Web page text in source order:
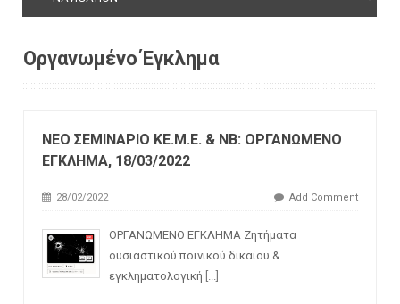
Οργανωμένο Έγκλημα
ΝΕΟ ΣΕΜΙΝΑΡΙΟ ΚΕ.Μ.Ε. & ΝΒ: ΟΡΓΑΝΩΜΕΝΟ
ΕΓΚΛΗΜΑ, 18/03/2022
28/02/2022 Add Comment
ΟΡΓΑΝΩΜΕΝΟ ΕΓΚΛΗΜΑ Ζητήματα
ουσιαστικού ποινικού δικαίου &
εγκληματολογική [...]